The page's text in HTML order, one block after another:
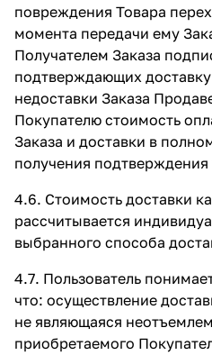
повреждения Товара
момента передачи ему
Получателем Заказа
подтверждающих доставку
недоставки Заказа
Покупателю стоимость
Заказа и доставки в
получения подтверждения
4.6. Стоимость доставки
рассчитывается
выбранного способа
4.7. Пользователь
что: осуществление
не являющаяся
приобретаемого